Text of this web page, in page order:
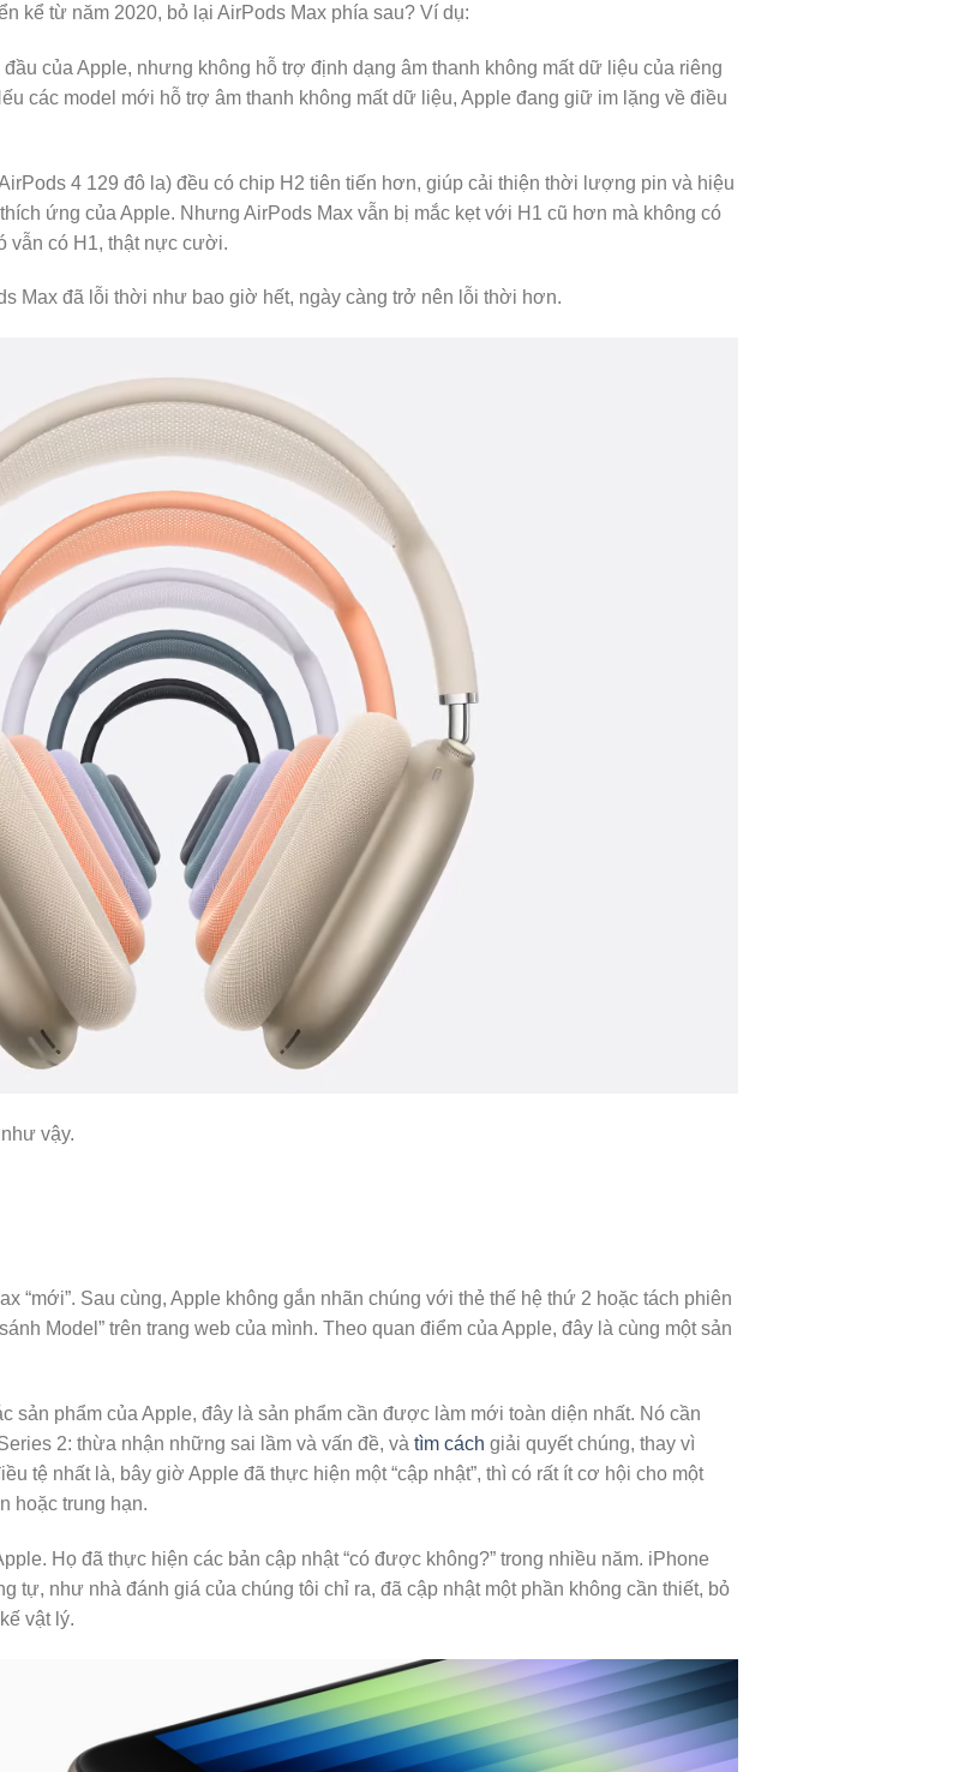
kể từ năm 2020, bỏ lại AirPods Max phía sau? Ví dụ:
của Apple, nhưng không hỗ trợ định dạng âm thanh không mất dữ liệu của riêng
các model mới hỗ trợ âm thanh không mất dữ liệu, Apple đang giữ im lặng về điều
4 129 đô la) đều có chip H2 tiên tiến hơn, giúp cải thiện thời lượng pin và hiệu
ứng của Apple. Nhưng AirPods Max vẫn bị mắc kẹt với H1 cũ hơn mà không có
vẫn có H1, thật nực cười.
Max đã lỗi thời như bao giờ hết, ngày càng trở nên lỗi thời hơn.
vậy.
“mới”. Sau cùng, Apple không gắn nhãn chúng với thẻ thế hệ thứ 2 hoặc tách phiên
Model” trên trang web của mình. Theo quan điểm của Apple, đây là cùng một sản
sản phẩm của Apple, đây là sản phẩm cần được làm mới toàn diện nhất. Nó cần
2: thừa nhận những sai lầm và vấn đề, và tìm cách giải quyết chúng, thay vì
tệ nhất là, bây giờ Apple đã thực hiện một “cập nhật”, thì có rất ít cơ hội cho một
hoặc trung hạn.
Họ đã thực hiện các bản cập nhật “có được không?” trong nhiều năm. iPhone
tự, như nhà đánh giá của chúng tôi chỉ ra, đã cập nhật một phần không cần thiết, bỏ
vật lý.